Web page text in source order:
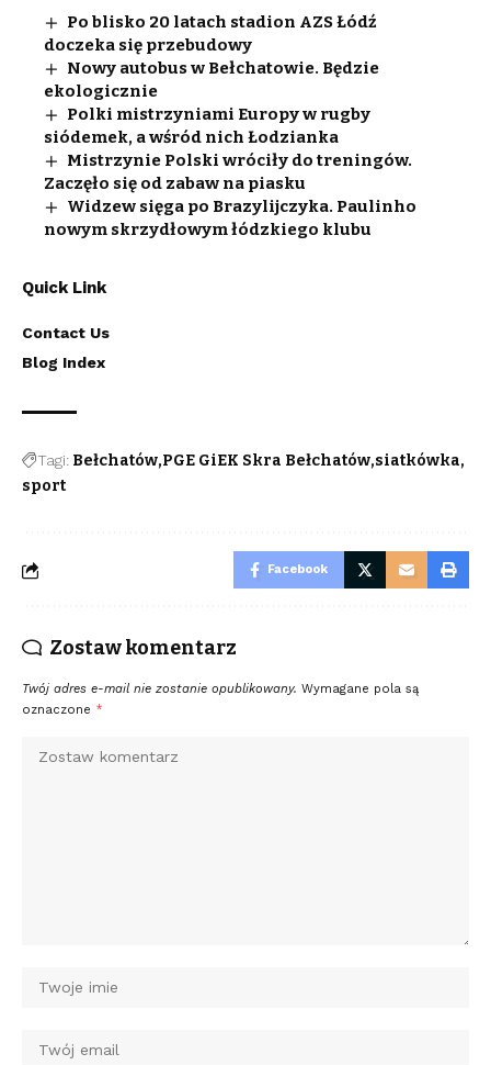
Po blisko 20 latach stadion AZS Łódź
doczeka się przebudowy
Nowy autobus w Bełchatowie. Będzie
ekologicznie
Polki mistrzyniami Europy w rugby
siódemek, a wśród nich Łodzianka
Mistrzynie Polski wróciły do treningów.
Zaczęło się od zabaw na piasku
Widzew sięga po Brazylijczyka. Paulinho
nowym skrzydłowym łódzkiego klubu
Quick Link
Contact Us
Blog Index
Tagi: Bełchatów PGE GiEK Skra Bełchatów siatkówka
sport
Facebook
Zostaw komentarz
Twój adres e-mail nie zostanie opublikowany. Wymagane pola są
oznaczone *